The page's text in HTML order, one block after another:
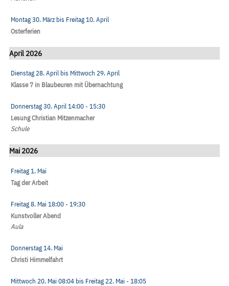
Montag 30. März bis Freitag 10. April
Osterferien
April 2026
Dienstag 28. April bis Mittwoch 29. April
Klasse 7 in Blaubeuren mit Übernachtung
Donnerstag 30. April14:00- 15:30
Lesung Christian Mitzenmacher
Schule
Mai 2026
Freitag 1. Mai
Tag der Arbeit
Freitag 8. Mai 18:00- 19:30
Kunstvoller Abend
Aula
Donnerstag 14. Mai
Christi Himmelfahrt
Mittwoch 20. Mai 08:04 bis Freitag 22. Mai - 18:05